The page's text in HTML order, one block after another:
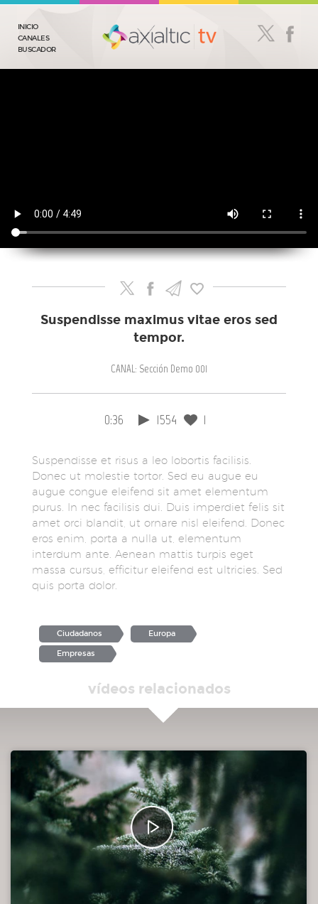
INICIO
CANALES
BUSCADOR
Suspendisse maximus vitae eros sed
tempor.
CANAL: Sección Demo 001
0:36 1554 1
Suspendisse et risus a leo lobortis facilisis.
Donec ut molestie tortor. Sed eu augue eu
augue congue eleifend sit amet elementum
purus. In nec facilisis dui. Duis imperdiet felis sit
amet orci blandit, ut ornare nisl eleifend. Donec
eros enim, porta a nulla ut, elementum
interdum ante. Aenean mattis turpis eget
massa cursus, efficitur eleifend est ultricies. Sed
quis porta dolor.
Ciudadanos Europa
Empresas
vídeos relacionados